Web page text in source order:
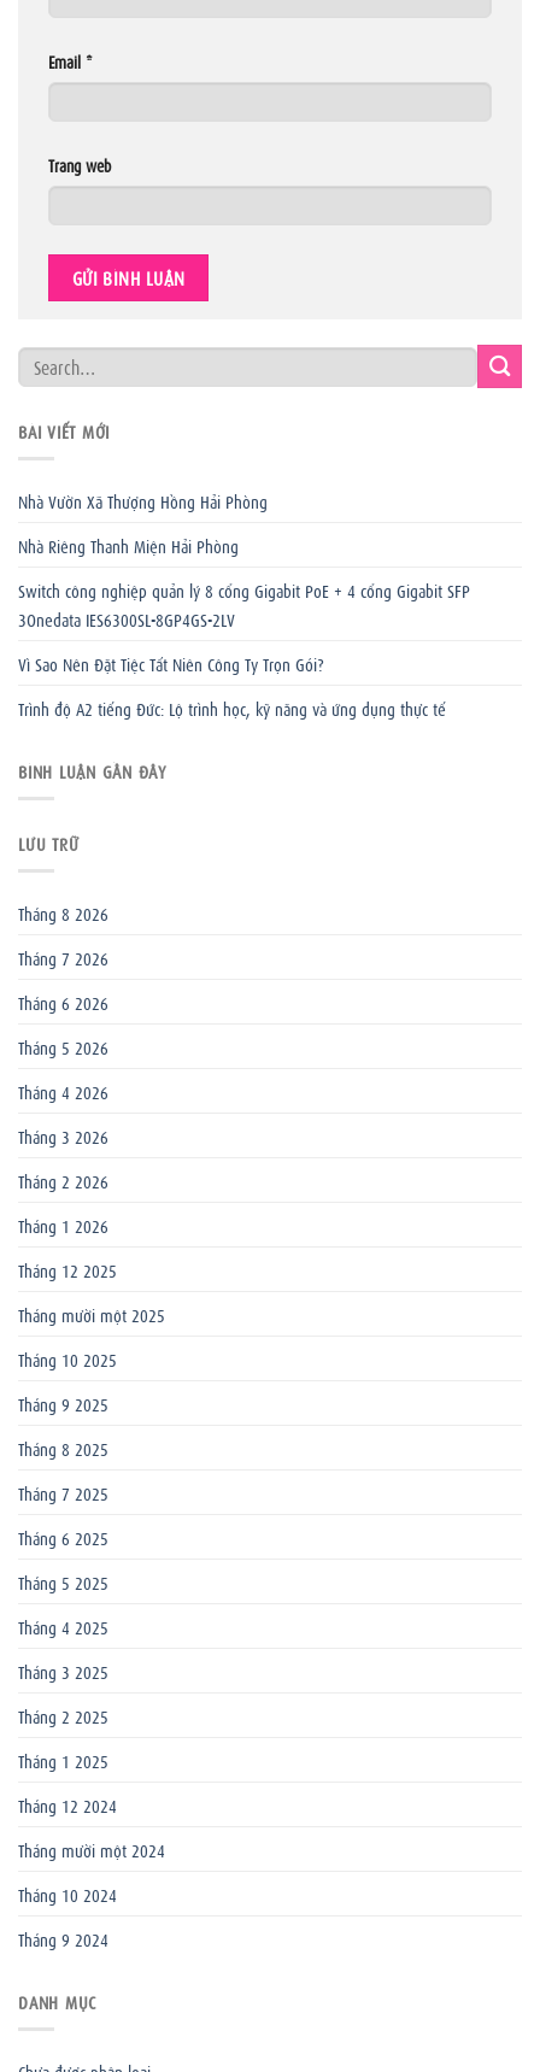
Email *
Trang web
BÀI VIẾT MỚI
Nhà Vườn Xã Thượng Hồng Hải Phòng
Nhà Riêng Thanh Miện Hải Phòng
Switch công nghiệp quản lý 8 cổng Gigabit PoE + 4 cổng Gigabit SFP
3Onedata IES6300SL-8GP4GS-2LV
Vì Sao Nên Đặt Tiệc Tất Niên Công Ty Trọn Gói?
Trình độ A2 tiếng Đức: Lộ trình học, kỹ năng và ứng dụng thực tế
BÌNH LUẬN GẦN ĐÂY
LƯU TRỮ
Tháng 8 2026
Tháng 7 2026
Tháng 6 2026
Tháng 5 2026
Tháng 4 2026
Tháng 3 2026
Tháng 2 2026
Tháng 1 2026
Tháng 12 2025
Tháng mười một 2025
Tháng 10 2025
Tháng 9 2025
Tháng 8 2025
Tháng 7 2025
Tháng 6 2025
Tháng 5 2025
Tháng 4 2025
Tháng 3 2025
Tháng 2 2025
Tháng 1 2025
Tháng 12 2024
Tháng mười một 2024
Tháng 10 2024
Tháng 9 2024
DANH MỤC